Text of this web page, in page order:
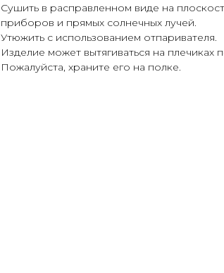
Сушить в расправленном виде на
приборов и прямых солнечных лучей.
Утюжить с использованием отпаривателя.
Изделие может вытягиваться на плечиках
Пожалуйста, храните его на полке.